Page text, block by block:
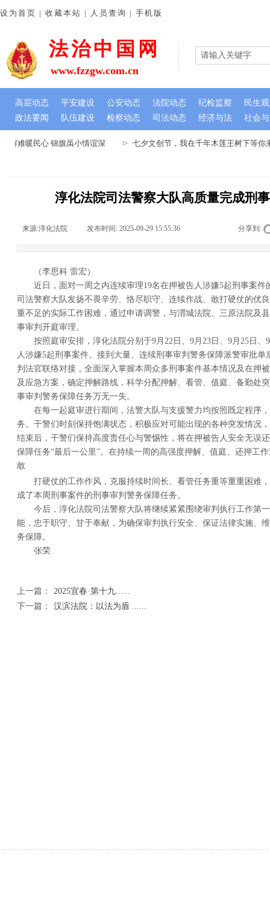
难暖民心 锦旗虽小情谊深 七夕文创节，我在千年木莲王树下等你
法治中国网
政法要闻 队伍建设 检察动态 司法动态 经济与法 社会
设为首页 | 收藏本站 | 人员查询 | 手机版
www.fzzgw.com.cn
高层动态 平安建设 公安动态 法院动态 纪检监察 民生
淳化法院司法警察大队高质量完成刑
来源:淳化法院 发布时间: 2025-09-29 15:55:36 分享到:
（李思科 雷宏）
近日，面对一周之内连续审理19名在押被告人涉嫌5起刑事案件
司法警察大队发扬不畏辛劳、恪尽职守、连续作战、敢打硬仗的优
重不足的实际工作困难，通过申请调警，与渭城法院、三原法院及
事审判开庭审理。
按照庭审安排，淳化法院分别于9月22日、9月23日、9月25日、
人涉嫌5起刑事案件。接到大量、连续刑事审判警务保障派警审批
判法官联络对接，全面深入掌握本周众多刑事案件基本情况及在押
及应急方案，确定押解路线，科学分配押解、看管、值庭、备勤处
事审判警务保障任务万无一失。
在每一起庭审进行期间，法警大队与支援警力均按照既定程序
务。干警们时刻保持饱满状态，积极应对可能出现的各种突发情况
结束后，干警们保持高度责任心与警惕性，将在押被告人安全无误
保障任务“最后一公里”。在持续一周的高强度押解、值庭、还押工
敢
打硬仗的工作作风，克服持续时间长、看管任务重等重重困难
成了本周刑事案件的刑事审判警务保障任务。
今后，淳化法院司法警察大队将继续紧紧围绕审判执行工作第
能，忠于职守、甘于奉献，为确保审判执行安全、保证法律实施、
务保障。
张荣
上一篇：
2025宜春·第十九......
下一篇：
汉滨法院：以法为盾 ......